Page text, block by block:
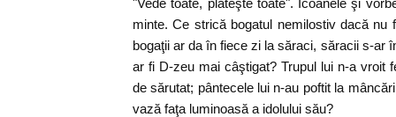
"Vede toate, plăteşte toate". Icoanele şi
minte. Ce strică bogatul nemilostiv dacă nu
bogaţii ar da în fiece zi la săraci, săracii s-ar
ar fi D-zeu mai câştigat? Trupul lui n-a vroit
de sărutat; pântecele lui n-au poftit la
vază faţa luminoasă a idolului său?